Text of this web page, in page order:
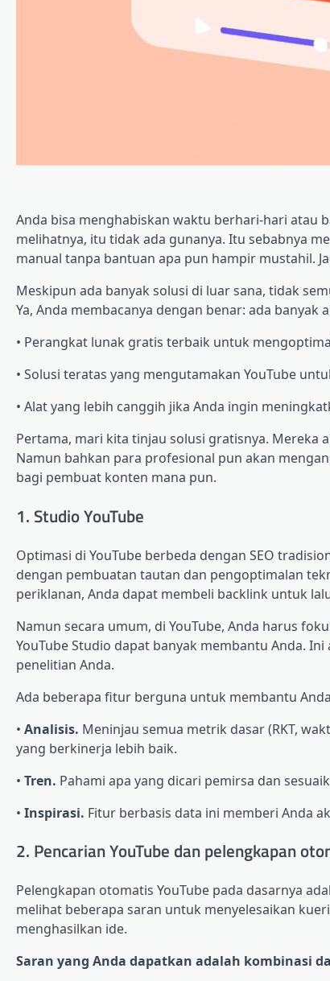
Anda bisa menghabiskan waktu berhari-hari atau
melihatnya, itu tidak ada gunanya. Itu sebabnya
manual tanpa bantuan apa pun hampir mustahil.
Meskipun ada banyak solusi di luar sana, tidak
Ya, Anda membacanya dengan benar: ada banyak
• Perangkat lunak gratis terbaik untuk
• Solusi teratas yang mengutamakan YouTube
• Alat yang lebih canggih jika Anda ingin
Pertama, mari kita tinjau solusi gratisnya. Mereka
Namun bahkan para profesional pun akan
bagi pembuat konten mana pun.
1. Studio YouTube
Optimasi di YouTube berbeda dengan SEO
dengan pembuatan tautan dan pengoptimalan
periklanan, Anda dapat membeli backlink untuk
Namun secara umum, di YouTube, Anda harus
YouTube Studio dapat banyak membantu Anda.
penelitian Anda.
Ada beberapa fitur berguna untuk membantu
• Analisis. Meninjau semua metrik dasar (RKT,
yang berkinerja lebih baik.
• Tren. Pahami apa yang dicari pemirsa dan
• Inspirasi. Fitur berbasis data ini memberi Anda
2. Pencarian YouTube dan pelengkapan
Pelengkapan otomatis YouTube pada dasarnya
melihat beberapa saran untuk menyelesaikan
menghasilkan ide.
Saran yang Anda dapatkan adalah kombinasi